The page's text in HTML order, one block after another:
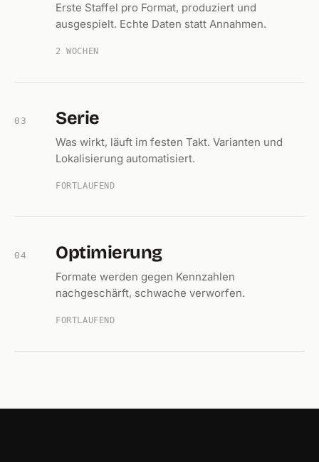
Erste Staffel pro Format, produziert und
ausgespielt. Echte Daten statt Annahmen.
2 WOCHEN
03 Serie
Was wirkt, läuft im festen Takt. Varianten und
Lokalisierung automatisiert.
FORTLAUFEND
04 Optimierung
Formate werden gegen Kennzahlen
nachgeschärft, schwache verworfen.
FORTLAUFEND